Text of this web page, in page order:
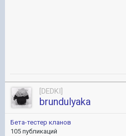
[DEDKI]
brundulyaka
Бета-тестер кланов
105 публикаций